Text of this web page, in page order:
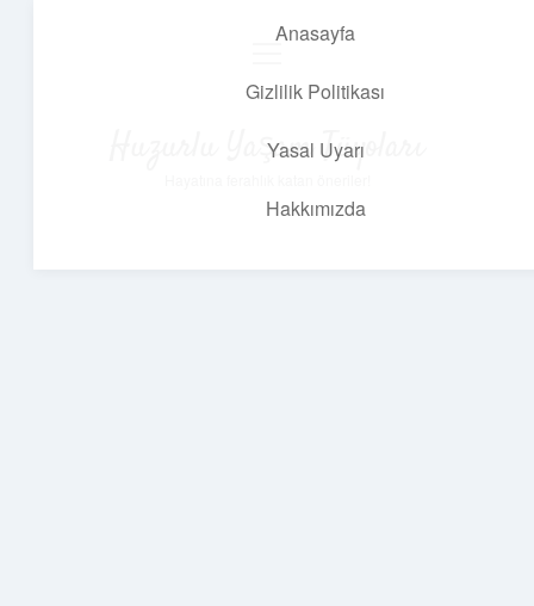
Anasayfa
Gizlilik Politikası
Yasal Uyarı
Hakkımızda
Huzurlu Yaşam Tüyoları